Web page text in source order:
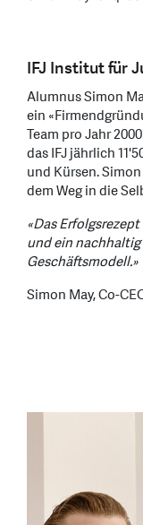
IFJ Institut für
Alumnus Simon
ein
Team pro Jahr
das IFJ jährlich
und Kürsen.
dem Weg in die
«Das
und ein
Geschäftsmodell.»
Simon May, Co-